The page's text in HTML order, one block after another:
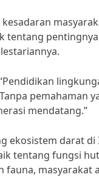
tentang
pemahaman
mendatang.”
ekosistem darat di
tentang fungsi
masyarakat